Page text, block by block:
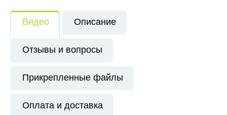
Видео Описание
Отзывы и вопросы
Прикрепленные файлы
Оплата и доставка